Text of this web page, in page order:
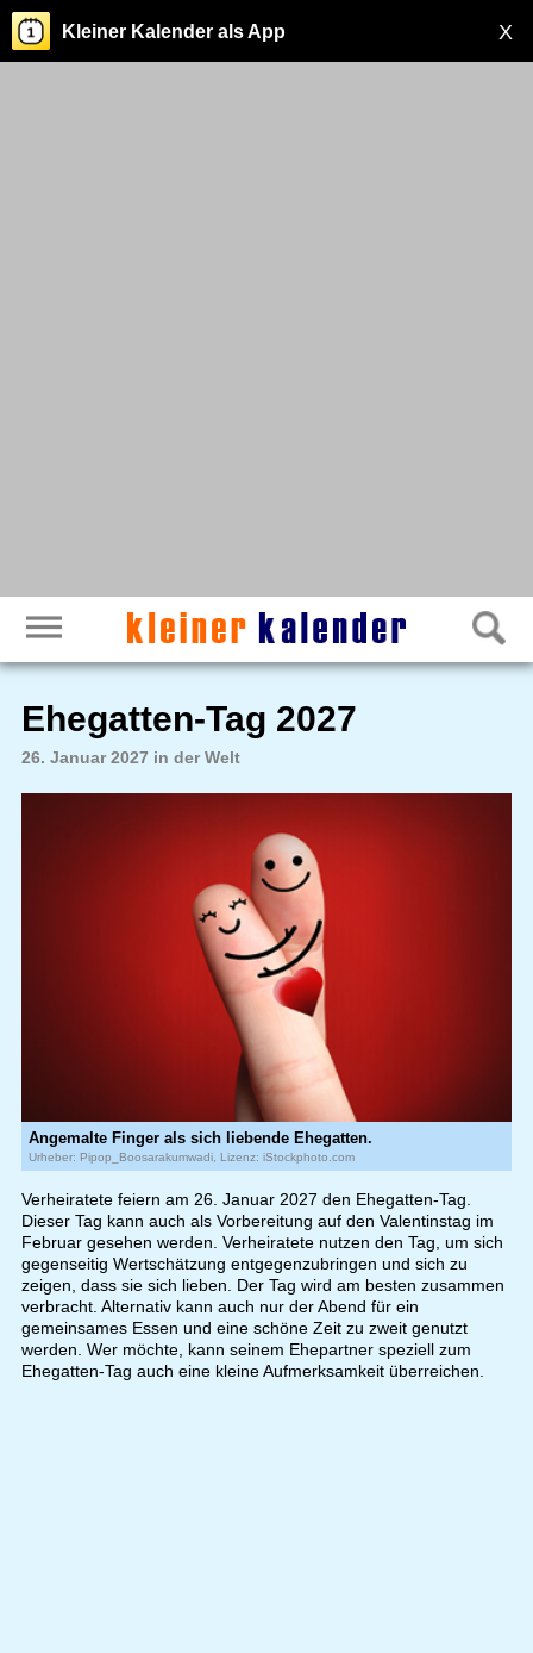
X
Kleiner Kalender als App
Ehegatten-Tag 2027
26. Januar 2027 in der Welt
Angemalte Finger als sich liebende Ehegatten.
Urheber: Pipop_Boosarakumwadi, Lizenz: iStockphoto.com
Verheiratete feiern am 26. Januar 2027 den Ehegatten-Tag.
Dieser Tag kann auch als Vorbereitung auf den Valentinstag im
Februar gesehen werden. Verheiratete nutzen den Tag, um sich
gegenseitig Wertschätzung entgegenzubringen und sich zu
zeigen, dass sie sich lieben. Der Tag wird am besten zusammen
verbracht. Alternativ kann auch nur der Abend für ein
gemeinsames Essen und eine schöne Zeit zu zweit genutzt
werden. Wer möchte, kann seinem Ehepartner speziell zum
Ehegatten-Tag auch eine kleine Aufmerksamkeit überreichen.